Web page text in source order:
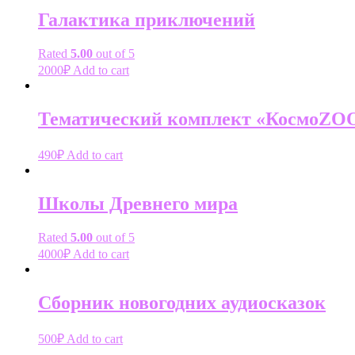
Галактика приключений
Rated 5.00 out of 5
2000₽ Add to cart
Тематический комплект
490₽ Add to cart
Школы Древнего мира
Rated 5.00 out of 5
4000₽ Add to cart
Сборник новогодних аудиосказок
500₽ Add to cart